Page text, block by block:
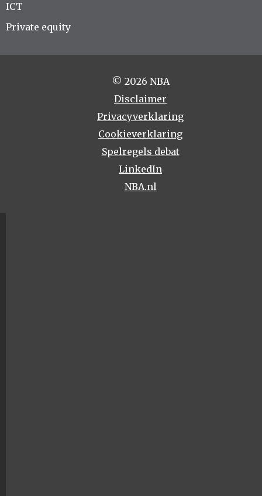
ICT
Private equity
© 2026 NBA
Disclaimer
Privacyverklaring
Cookieverklaring
Spelregels debat
LinkedIn
NBA.nl